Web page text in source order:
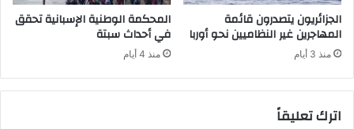
الجزائريون يتصدرون قائمة
المهاجرين غير النظاميين نحو أوربا
منذ 3 أيام
المحكمة الوطنية الإسبانية تحقق
في أحداث سبتة
منذ 4 أيام
اترك تعليقاً